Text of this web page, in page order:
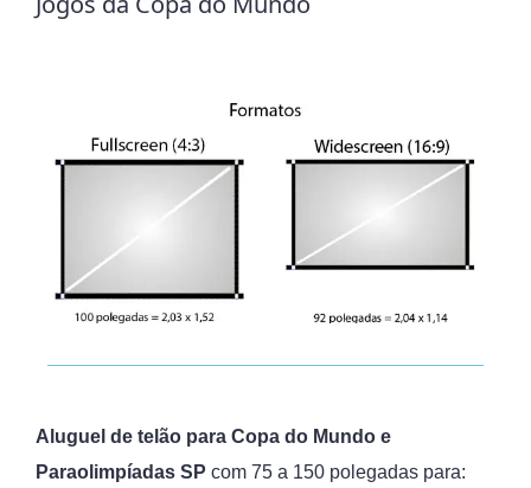
Aluguel de telão para Copa do Mundo e
Paraolimpíadas SP com 75 a 150 polegadas para: